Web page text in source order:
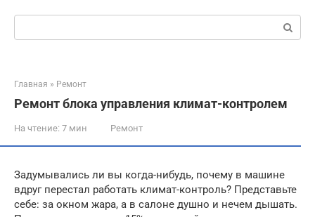
Поиск:
Главная » Ремонт
Ремонт блока управления климат-контролем
На чтение: 7 мин Ремонт
Задумывались ли вы когда-нибудь, почему в машине
вдруг перестал работать климат-контроль? Представьте
себе: за окном жара, а в салоне душно и нечем дышать.